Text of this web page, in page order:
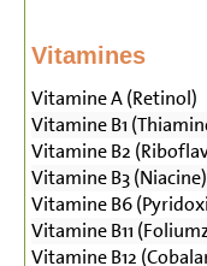
Vitamines
Vitamine A (Retinol)
Vitamine B1
Vitamine B2
Vitamine B3 (Niacine)
Vitamine B6
Vitamine B11
Vitamine B12